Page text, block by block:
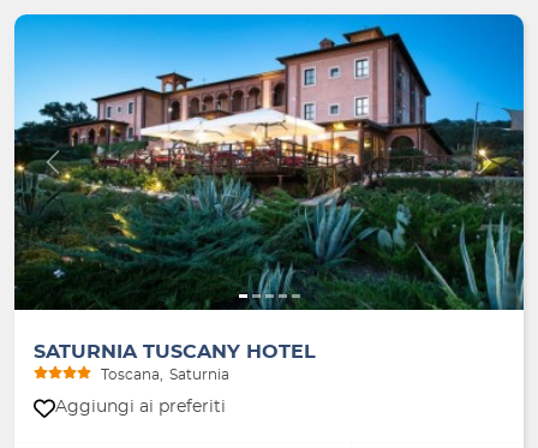
Indietro Avanti
SATURNIA TUSCANY HOTEL
Toscana Saturnia
Aggiungi ai preferiti